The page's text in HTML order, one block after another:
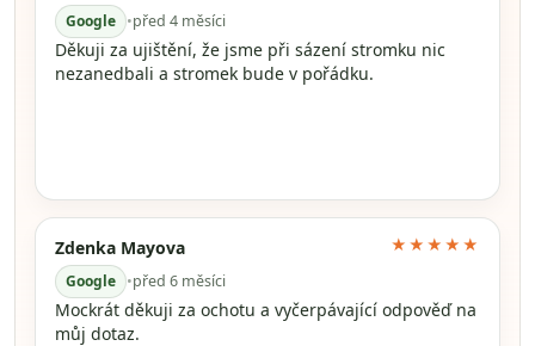
Google •před 4 měsíci
Děkuji za ujištění, že jsme při sázení stromku nic
nezanedbali a stromek bude v pořádku.
Zdenka Mayova
Google •před 6 měsíci
★★★★★
Mockrát děkuji za ochotu a vyčerpávající odpověď na
můj dotaz.